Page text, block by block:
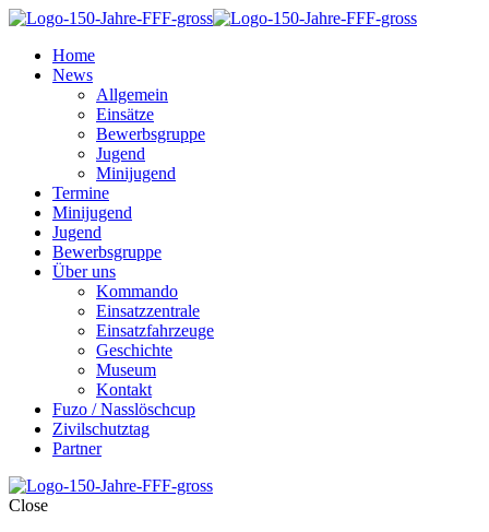
Home
News
Allgemein
Einsätze
Bewerbsgruppe
Jugend
Minijugend
Termine
Minijugend
Jugend
Bewerbsgruppe
Über uns
Kommando
Einsatzzentrale
Einsatzfahrzeuge
Geschichte
Museum
Kontakt
Fuzo / Nasslöschcup
Zivilschutztag
Partner
Close